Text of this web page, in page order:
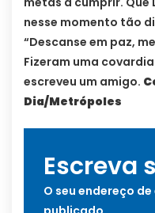
nesse momento tão
“Descanse em paz,
Fizeram uma
escreveu um amigo.
Dia/Metrópoles
Escreva
O seu endereço